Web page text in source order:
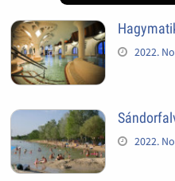
2022.
2022.